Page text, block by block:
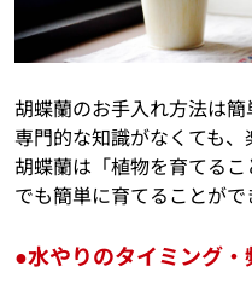
胡蝶蘭のお手入れ方法は簡
専門的な知識がなくても、
胡蝶蘭は「植物を育てる
でも簡単に育てることがで
●水やりのタイミング・